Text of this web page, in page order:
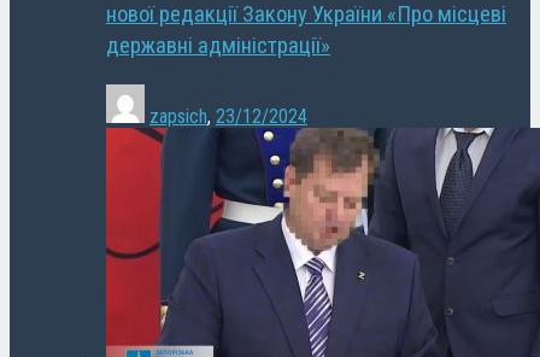
нової редакції Закону України «Про місцеві
державні адміністрації»
zapsich, 23/12/2024